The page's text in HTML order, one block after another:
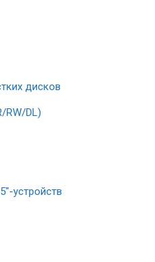
дисков
RW/DL)
устройств